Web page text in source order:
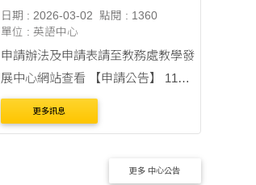
日期 : 2026-03-02
點閱 : 1360
單位 : 英語中心
申請辦法及申請表請至教務處教學發
展中心網站查看 【申請公告】 114-
2 英語能力檢定考試獎勵申請 114-
1 英語能力檢定考試獎勵申請 113-
更多訊息
更多 中心公告